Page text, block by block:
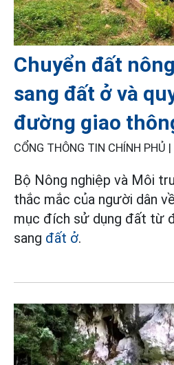
Chuyển đất
sang đất ở và
đường giao
CỔNG THÔNG TIN CHÍNH PHỦ |
Bộ Nông nghiệp và Môi
thắc mắc của người dân
mục đích sử dụng đất từ
sang đất ở.